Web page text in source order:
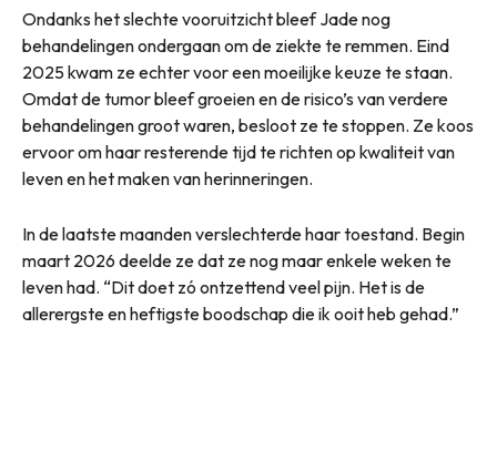
Ondanks het slechte vooruitzicht bleef Jade nog
behandelingen ondergaan om de ziekte te remmen. Eind
2025 kwam ze echter voor een moeilijke keuze te staan.
Omdat de tumor bleef groeien en de risico’s van verdere
behandelingen groot waren, besloot ze te stoppen. Ze koos
ervoor om haar resterende tijd te richten op kwaliteit van
leven en het maken van herinneringen.
In de laatste maanden verslechterde haar toestand. Begin
maart 2026 deelde ze dat ze nog maar enkele weken te
leven had. “Dit doet zó ontzettend veel pijn. Het is de
allerergste en heftigste boodschap die ik ooit heb gehad.”